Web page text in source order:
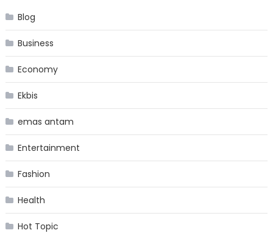
Blog
Business
Economy
Ekbis
emas antam
Entertainment
Fashion
Health
Hot Topic